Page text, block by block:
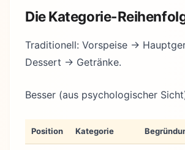
Die Kategorie-
Traditionell: Vorspeise →
Dessert → Getränke.
Besser (aus psychologischer
Position Kategorie